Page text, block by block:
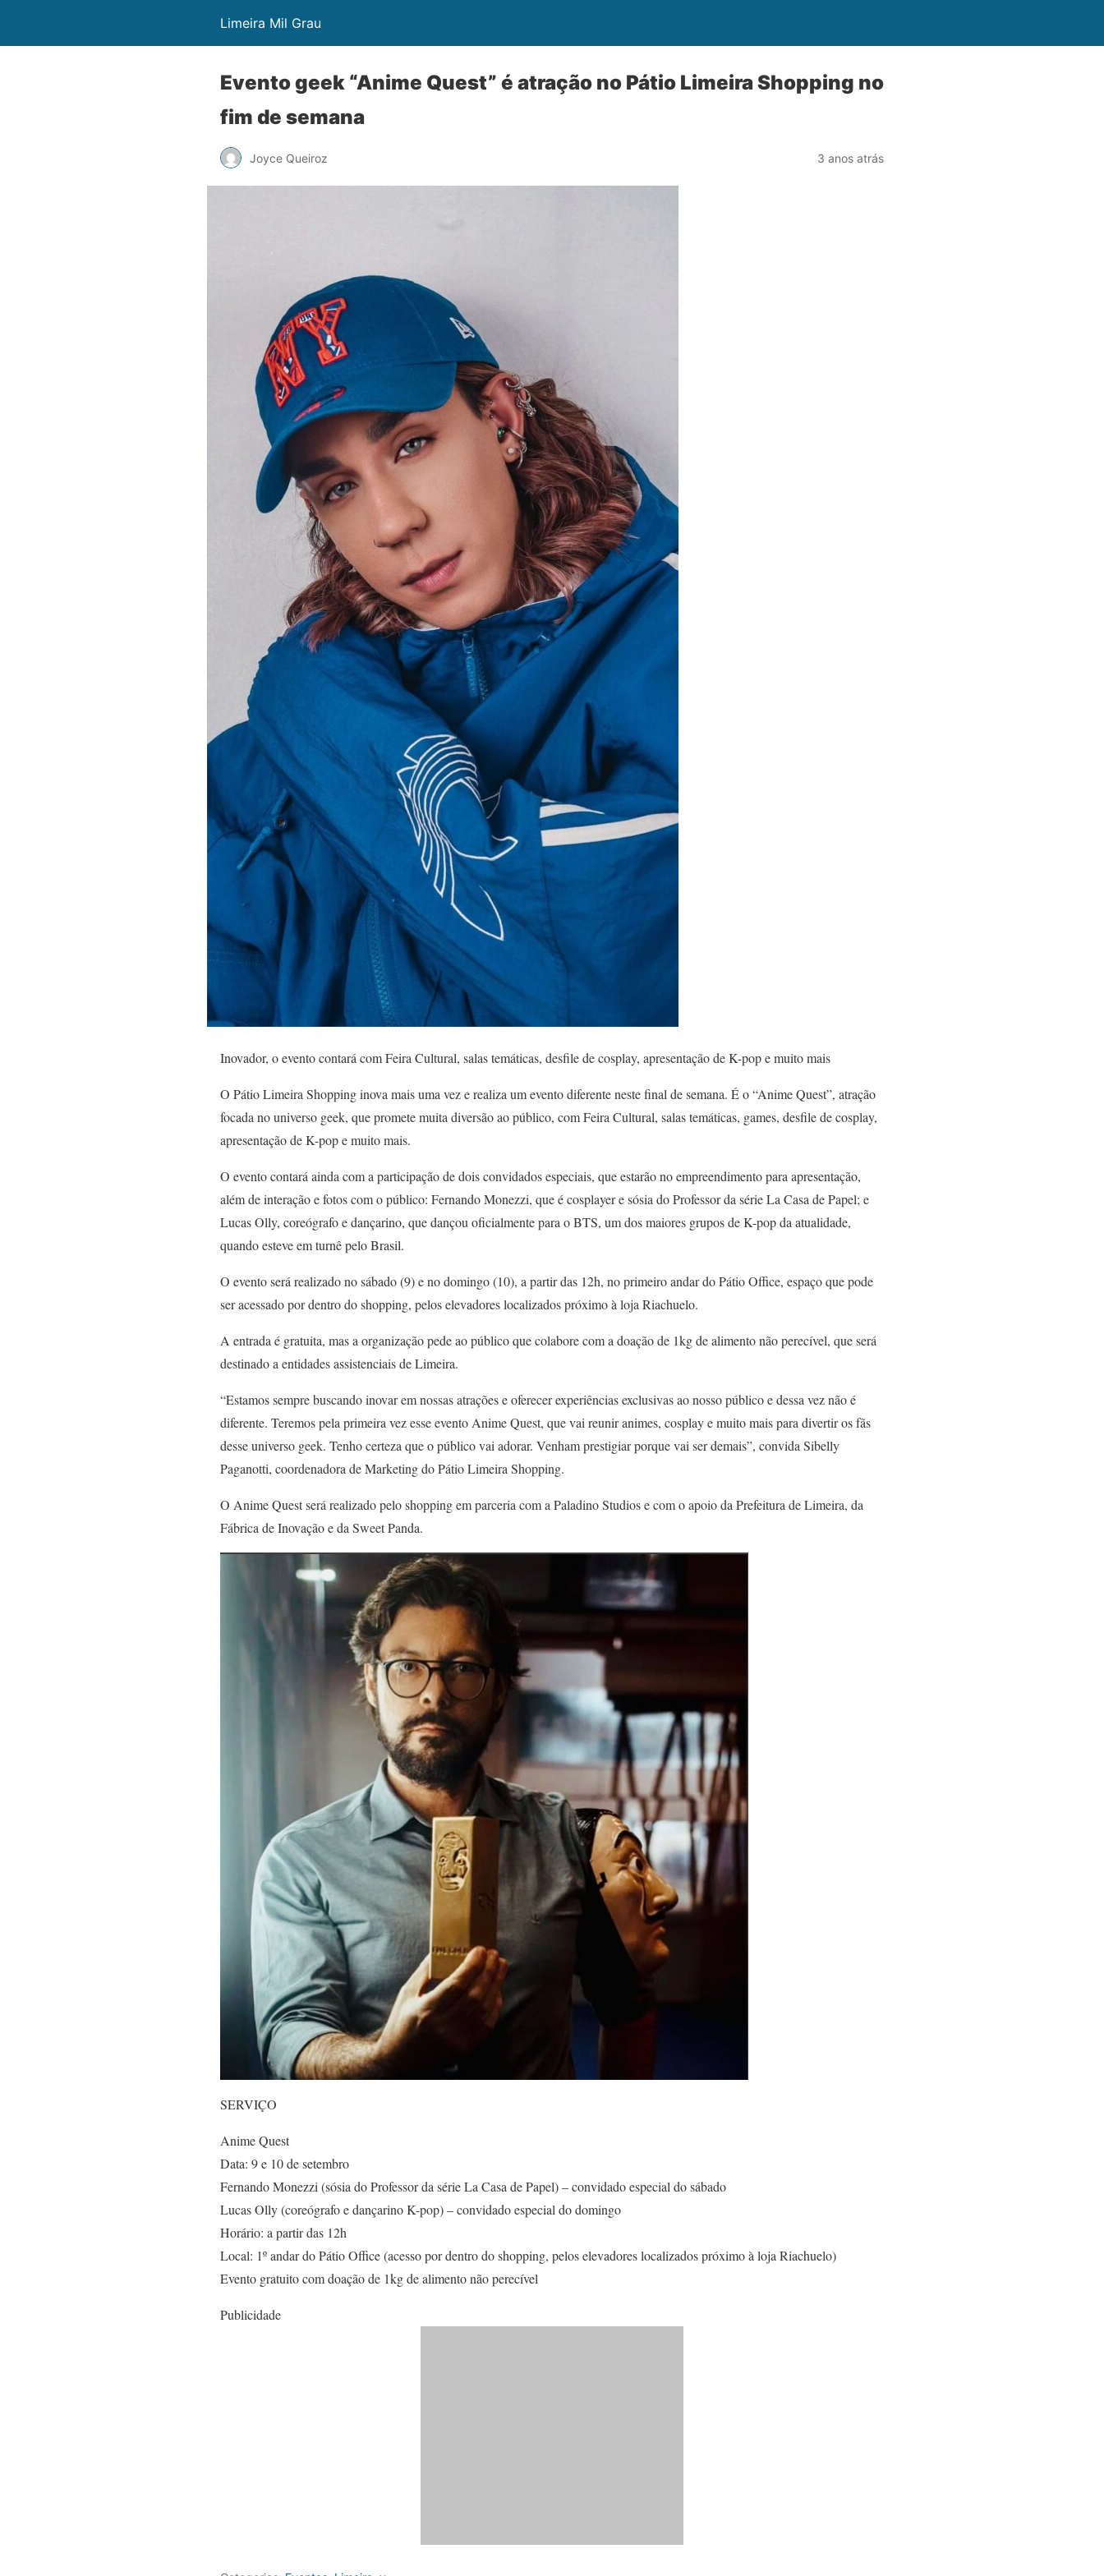
Limeira Mil Grau
Evento geek “Anime Quest” é atração no Pátio Limeira Shopping no
fim de semana
Joyce Queiroz 3 anos atrás
Inovador, o evento contará com Feira Cultural, salas temáticas, desfile de cosplay, apresentação de K-pop e muito mais
O Pátio Limeira Shopping inova mais uma vez e realiza um evento diferente neste final de semana. É o “Anime Quest”, atração
focada no universo geek, que promete muita diversão ao público, com Feira Cultural, salas temáticas, games, desfile de cosplay,
apresentação de K-pop e muito mais.
O evento contará ainda com a participação de dois convidados especiais, que estarão no empreendimento para apresentação,
além de interação e fotos com o público: Fernando Monezzi, que é cosplayer e sósia do Professor da série La Casa de Papel; e
Lucas Olly, coreógrafo e dançarino, que dançou oficialmente para o BTS, um dos maiores grupos de K-pop da atualidade,
quando esteve em turnê pelo Brasil.
O evento será realizado no sábado (9) e no domingo (10), a partir das 12h, no primeiro andar do Pátio Office, espaço que pode
ser acessado por dentro do shopping, pelos elevadores localizados próximo à loja Riachuelo.
A entrada é gratuita, mas a organização pede ao público que colabore com a doação de 1kg de alimento não perecível, que será
destinado a entidades assistenciais de Limeira.
“Estamos sempre buscando inovar em nossas atrações e oferecer experiências exclusivas ao nosso público e dessa vez não é
diferente. Teremos pela primeira vez esse evento Anime Quest, que vai reunir animes, cosplay e muito mais para divertir os fãs
desse universo geek. Tenho certeza que o público vai adorar. Venham prestigiar porque vai ser demais”, convida Sibelly
Paganotti, coordenadora de Marketing do Pátio Limeira Shopping.
O Anime Quest será realizado pelo shopping em parceria com a Paladino Studios e com o apoio da Prefeitura de Limeira, da
Fábrica de Inovação e da Sweet Panda.
SERVIÇO
Anime Quest
Data: 9 e 10 de setembro
Fernando Monezzi (sósia do Professor da série La Casa de Papel) – convidado especial do sábado
Lucas Olly (coreógrafo e dançarino K-pop) – convidado especial do domingo
Horário: a partir das 12h
Local: 1º andar do Pátio Office (acesso por dentro do shopping, pelos elevadores localizados próximo à loja Riachuelo)
Evento gratuito com doação de 1kg de alimento não perecível
Publicidade